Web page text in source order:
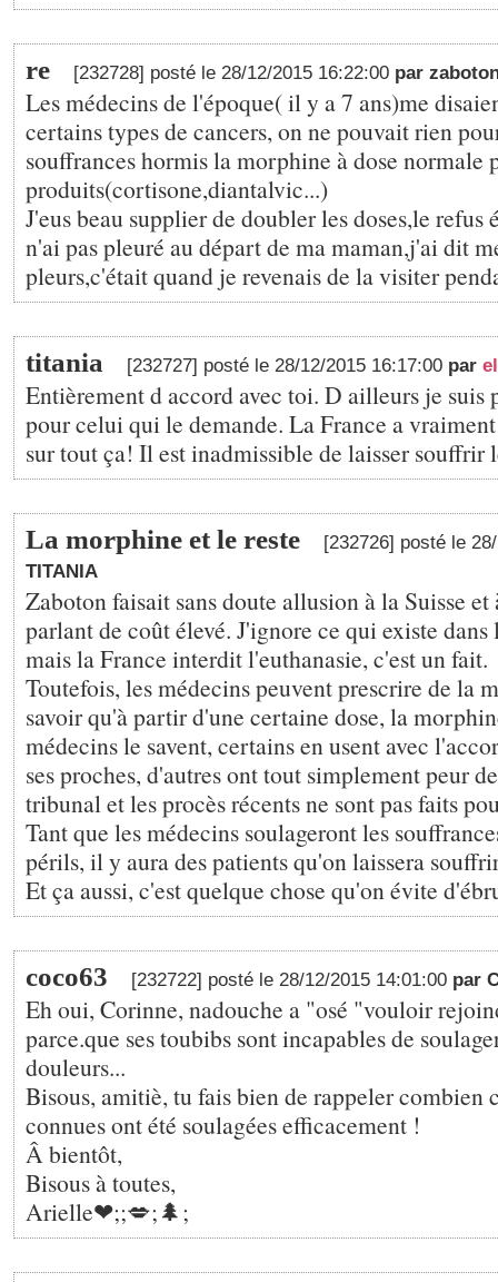
re [232728] posté le 28/12/2015 16:22:00 par
Les médecins de l'époque( il y a 7 ans)me
certains types de cancers, on ne pouvait rien
souffrances hormis la morphine à dose normale
produits(cortisone,diantalvic...)
J'eus beau supplier de doubler les doses,le refus
n'ai pas pleuré au départ de ma maman,j'ai dit
pleurs,c'était quand je revenais de la visiter
titania [232727] posté le 28/12/2015 16:17:00 par
Entièrement d accord avec toi. D ailleurs je suis
pour celui qui le demande. La France a
sur tout ça! Il est inadmissible de laisser souffrir
La morphine et le reste
[232726] posté le
TITANIA
Zaboton faisait sans doute allusion à la Suisse
parlant de coût élevé. J'ignore ce qui existe dans
mais la France interdit l'euthanasie, c'est un fait.
Toutefois, les médecins peuvent prescrire de la
savoir qu'à partir d'une certaine dose, la
médecins le savent, certains en usent avec
ses proches, d'autres ont tout simplement peur
tribunal et les procès récents ne sont pas faits
Tant que les médecins soulageront les
périls, il y aura des patients qu'on laissera
Et ça aussi, c'est quelque chose qu'on évite
coco63 [232722] posté le 28/12/2015 14:01:00 par
Eh oui, Corinne, nadouche a "osé "vouloir
parce.que ses toubibs sont incapables de
douleurs...
Bisous, amitiè, tu fais bien de rappeler combien
connues ont été soulagées efficacement !
Â bientôt,
Bisous à toutes,
Arielle❤;️;💋;🌲;